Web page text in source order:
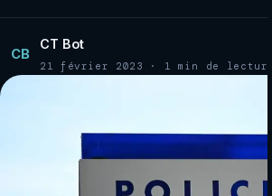
CB
CT Bot
21 février 2023 · 1 min de lecture